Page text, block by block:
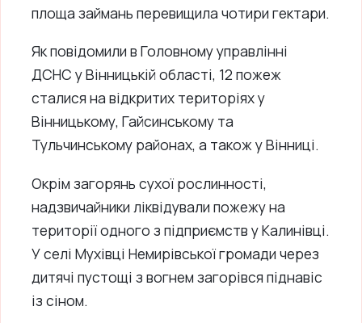
площа займань перевищила чотири гектари.
Як повідомили в Головному управлінні
ДСНС у Вінницькій області, 12 пожеж
сталися на відкритих територіях у
Вінницькому, Гайсинському та
Тульчинському районах, а також у Вінниці.
Окрім загорянь сухої рослинності,
надзвичайники ліквідували пожежу на
території одного з підприємств у Калинівці.
У селі Мухівці Немирівської громади через
дитячі пустощі з вогнем загорівся піднавіс
із сіном.